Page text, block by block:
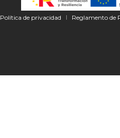
Política de privacidad Reglamento de